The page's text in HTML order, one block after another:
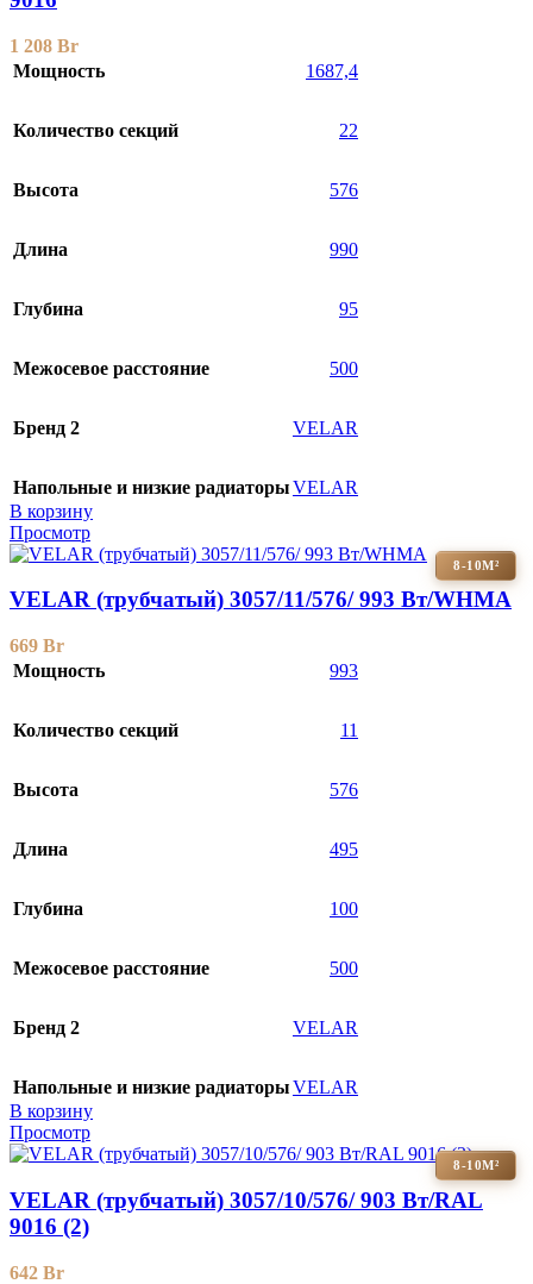
1 208 Br
Мощность
1687,4
Количество секций 22
Высота 576
Длина 990
Глубина 95
Межосевое расстояние 500
Бренд 2 VELAR
Напольные и низкие радиаторыVELAR
В корзину
Просмотр
8-10М²
VELAR (трубчатый) 3057/11/576/ 993 Bт/WHMA
669 Br
Мощность
993
Количество секций 11
Высота 576
Длина 495
Глубина 100
Межосевое расстояние 500
Бренд 2 VELAR
Напольные и низкие радиаторыVELAR
В корзину
Просмотр
8-10М²
VELAR (трубчатый) 3057/10/576/ 903 Bт/RAL
9016 (2)
642 Br